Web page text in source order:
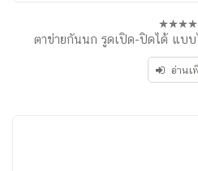
0
of
5
ตาข่ายกันนก รูดเปิด-ปิดได้ แบบ
อ่านเ